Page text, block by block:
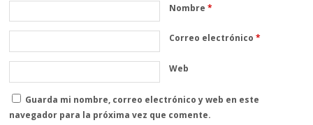
Nombre*
Correo electrónico*
Web
Guarda mi nombre, correo electrónico y web en este
navegador para la próxima vez que comente.